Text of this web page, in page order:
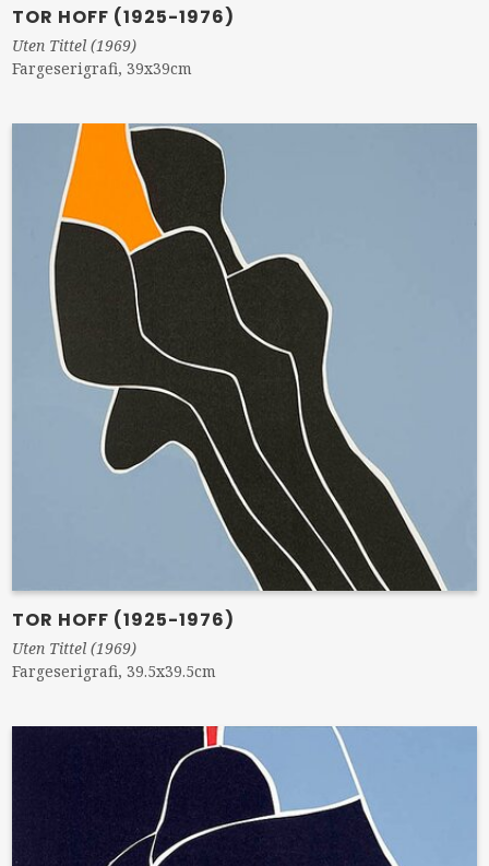
TOR HOFF (1925-1976)
Uten Tittel (1969)
Fargeserigrafi, 39x39cm
TOR HOFF (1925-1976)
Uten Tittel (1969)
Fargeserigrafi, 39.5x39.5cm